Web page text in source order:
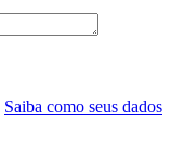
Saiba como seus dados